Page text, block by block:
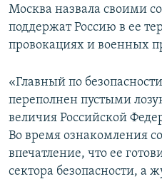
Москва назвала своими
поддержат Россию в ее
провокациях и военных
«Главный по
переполнен пустыми
величия Российской
Во время ознакомления со
впечатление, что ее
сектора безопасности, а